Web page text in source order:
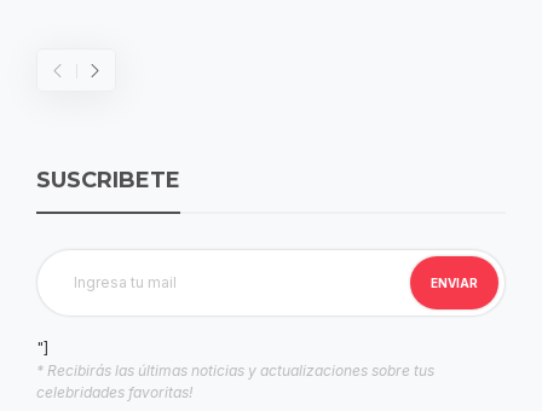
SUSCRIBETE
"]
* Recibirás las últimas noticias y actualizaciones sobre tus
celebridades favoritas!